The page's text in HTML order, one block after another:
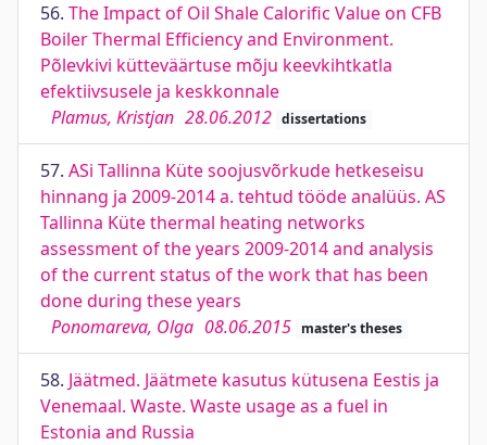
56. The Impact of Oil Shale Calorific Value on CFB
Boiler Thermal Efficiency and Environment.
Põlevkivi kütteväärtuse mõju keevkihtkatla
efektiivsusele ja keskkonnale
Plamus, Kristjan 28.06.2012 dissertations
57. ASi Tallinna Küte soojusvõrkude hetkeseisu
hinnang ja 2009-2014 a. tehtud tööde analüüs. AS
Tallinna Küte thermal heating networks
assessment of the years 2009-2014 and analysis
of the current status of the work that has been
done during these years
Ponomareva, Olga 08.06.2015 master's theses
58. Jäätmed. Jäätmete kasutus kütusena Eestis ja
Venemaal. Waste. Waste usage as a fuel in
Estonia and Russia